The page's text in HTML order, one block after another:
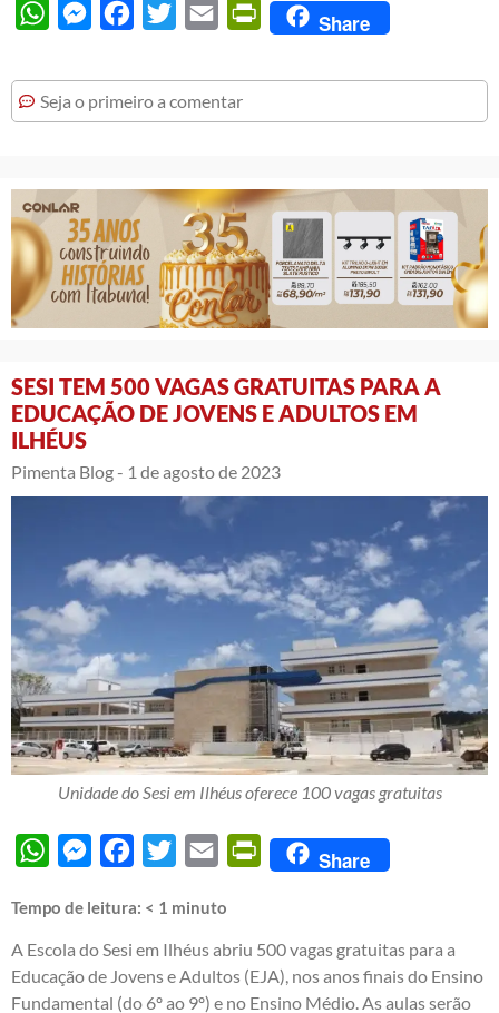
WhatsAppMessengerFacebook
Twitter Email PrintFriendly
Share
Seja o primeiro a comentar
SESI TEM 500 VAGAS GRATUITAS PARA A
EDUCAÇÃO DE JOVENS E ADULTOS EM
ILHÉUS
Pimenta Blog - 1 de agosto de 2023
Unidade do Sesi em Ilhéus oferece 100 vagas gratuitas
WhatsAppMessengerFacebook
Twitter Email PrintFriendly
Share
Tempo de leitura: < 1 minuto
A Escola do Sesi em Ilhéus abriu 500 vagas gratuitas para a
Educação de Jovens e Adultos (EJA), nos anos finais do Ensino
Fundamental (do 6º ao 9º) e no Ensino Médio. As aulas serão